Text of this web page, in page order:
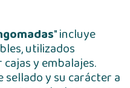
" incluye
utilizados
y embalajes.
y su carácter a